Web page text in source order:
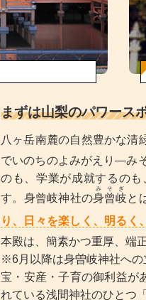
まずは山梨のパワース
八ヶ岳南麓の自然豊かな清
でいのちのよみがえり―みそぎを伝えています。
のも、学業が成就するの
す。身曾岐神社の身曾岐
みそぎ
と
り、日々を楽しく、明るく
本殿は、簡素かつ重厚、端
※6月以降は身曽岐神社への
宝・安産・子育の御利益が
れている浅間神社のひとつ